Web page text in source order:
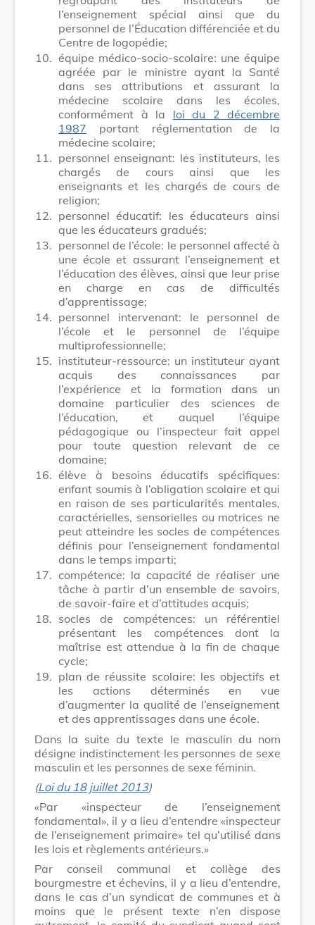
l’enseignement spécial ainsi que du
personnel de l’Éducation différenciée et du
Centre de logopédie;
10. équipe médico-socio-scolaire: une équipe
agréée par le ministre ayant la Santé
dans ses attributions et assurant la
médecine scolaire dans les écoles,
conformément à la loi du 2 décembre
1987 portant réglementation de la
médecine scolaire;
11. personnel enseignant: les instituteurs, les
chargés de cours ainsi que les
enseignants et les chargés de cours de
religion;
12. personnel éducatif: les éducateurs ainsi
que les éducateurs gradués;
13. personnel de l’école: le personnel affecté à
une école et assurant l’enseignement et
l’éducation des élèves, ainsi que leur prise
en charge en cas de difficultés
d’apprentissage;
14. personnel intervenant: le personnel de
l’école et le personnel de l’équipe
multiprofessionnelle;
15. instituteur-ressource: un instituteur ayant
acquis des connaissances par
l’expérience et la formation dans un
domaine particulier des sciences de
l’éducation, et auquel l’équipe
pédagogique ou l’inspecteur fait appel
pour toute question relevant de ce
domaine;
16. élève à besoins éducatifs spécifiques:
enfant soumis à l’obligation scolaire et qui
en raison de ses particularités mentales,
caractérielles, sensorielles ou motrices ne
peut atteindre les socles de compétences
définis pour l’enseignement fondamental
dans le temps imparti;
17. compétence: la capacité de réaliser une
tâche à partir d’un ensemble de savoirs,
de savoir-faire et d’attitudes acquis;
18. socles de compétences: un référentiel
présentant les compétences dont la
maîtrise est attendue à la fin de chaque
cycle;
19. plan de réussite scolaire: les objectifs et
les actions déterminés en vue
d’augmenter la qualité de l’enseignement
et des apprentissages dans une école.
Dans la suite du texte le masculin du nom
désigne indistinctement les personnes de sexe
masculin et les personnes de sexe féminin.
(Loi du 18 juillet 2013)
«Par «inspecteur de l’enseignement
fondamental», il y a lieu d’entendre «inspecteur
de l’enseignement primaire» tel qu’utilisé dans
les lois et règlements antérieurs.»
Par conseil communal et collège des
bourgmestre et échevins, il y a lieu d’entendre,
dans le cas d’un syndicat de communes et à
moins que le présent texte n’en dispose